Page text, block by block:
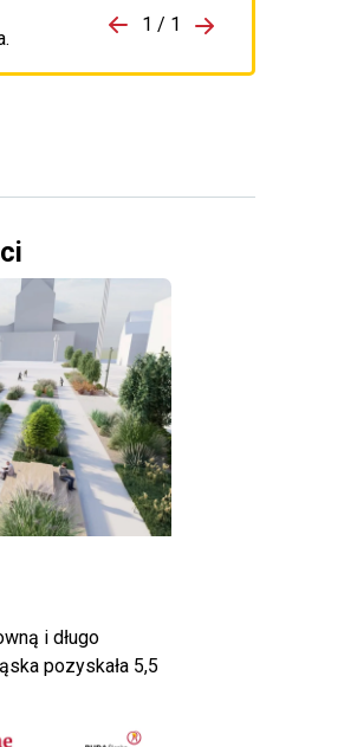
komunikatu 1 / 1
Przejdź do
i długo
pozyskała 5,5